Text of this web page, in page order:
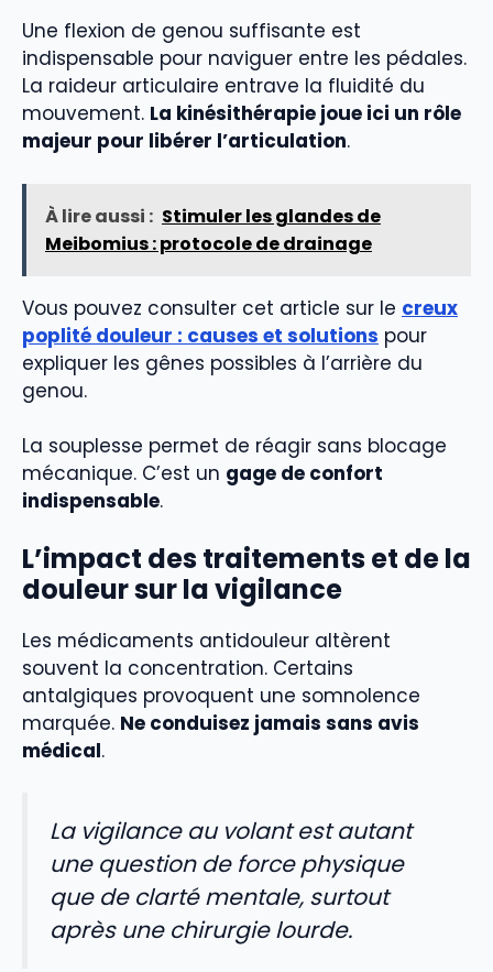
Une flexion de genou suffisante est
indispensable pour naviguer entre les pédales.
La raideur articulaire entrave la fluidité du
mouvement. La kinésithérapie joue ici un rôle
majeur pour libérer l’articulation.
À lire aussi : Stimuler les glandes de
Meibomius : protocole de drainage
Vous pouvez consulter cet article sur le creux
poplité douleur : causes et solutions pour
expliquer les gênes possibles à l’arrière du
genou.
La souplesse permet de réagir sans blocage
mécanique. C’est un gage de confort
indispensable.
L’impact des traitements et de la
douleur sur la vigilance
Les médicaments antidouleur altèrent
souvent la concentration. Certains
antalgiques provoquent une somnolence
marquée. Ne conduisez jamais sans avis
médical.
La vigilance au volant est autant
une question de force physique
que de clarté mentale, surtout
après une chirurgie lourde.